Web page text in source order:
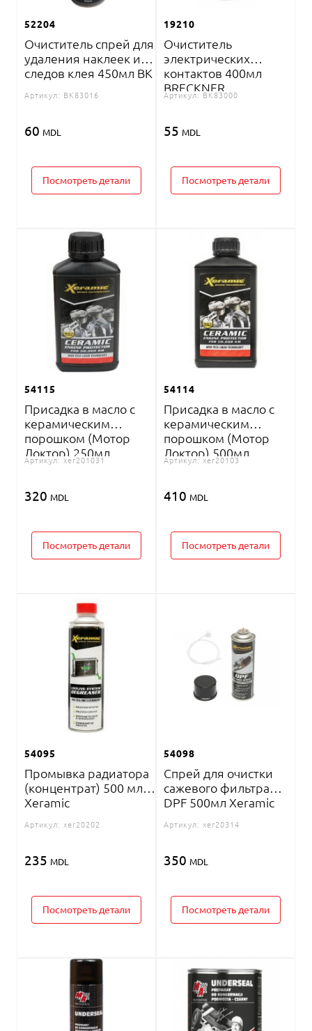
52204
Очиститель спрей для
удаления наклеек и
следов клея 450мл BK
Артикул: BK83016
60 MDL
Посмотреть детали
19210
Очиститель
электрических
контактов 400мл
BRECKNER
Артикул: BK83000
55 MDL
Посмотреть детали
54115
Присадка в масло с
керамическим
порошком (Мотор
Доктор) 250мл
Xeramic
Артикул: xer201031
320 MDL
Посмотреть детали
54114
Присадка в масло с
керамическим
порошком (Мотор
Доктор) 500мл
Xeramic
Артикул: xer20103
410 MDL
Посмотреть детали
54095
Промывка радиатора
(концентрат) 500 мл.
Xeramic
Артикул: xer20202
235 MDL
Посмотреть детали
54098
Спрей для очистки
сажевого фильтра
DPF 500мл Xeramic
Артикул: xer20314
350 MDL
Посмотреть детали